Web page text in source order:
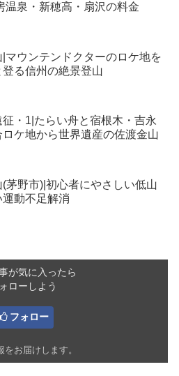
温泉・新穂高・扇沢の料金
|マウンテンドクターのロケ地を
登る信州の絶景登山
征・1|たらい舟と宿根木・吉永
ロケ地から世界遺産の佐渡金山
(茅野市)|初心者にやさしい低山
運動不足解消
が気に入ったら
ローしよう
フォロー
をお届けします。